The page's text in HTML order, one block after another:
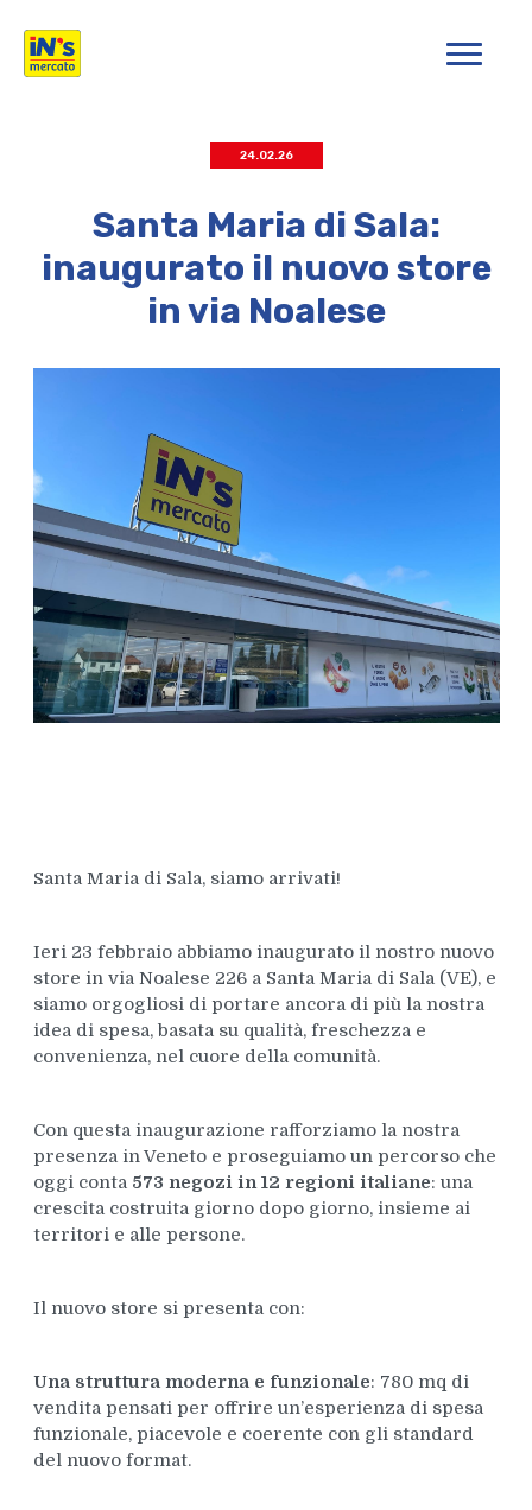
iN's Mercato
24.02.26
Santa Maria di Sala:
inaugurato il nuovo store
in via Noalese
Santa Maria di Sala, siamo arrivati!
Ieri 23 febbraio abbiamo inaugurato il nostro nuovo
store in via Noalese 226 a Santa Maria di Sala (VE), e
siamo orgogliosi di portare ancora di più la nostra
idea di spesa, basata su qualità, freschezza e
convenienza, nel cuore della comunità.
Con questa inaugurazione rafforziamo la nostra
presenza in Veneto e proseguiamo un percorso che
oggi conta 573 negozi in 12 regioni italiane: una
crescita costruita giorno dopo giorno, insieme ai
territori e alle persone.
Il nuovo store si presenta con:
Una struttura moderna e funzionale: 780 mq di
vendita pensati per offrire un’esperienza di spesa
funzionale, piacevole e coerente con gli standard
del nuovo format.